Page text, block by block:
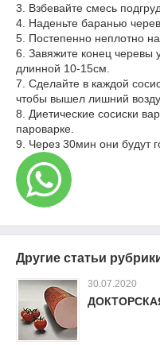
3. Взбевайте смесь
4. Наденьте баранью
5. Постепенно неплотно
6. Завяжите конец черевы
длинной 10-15см.
7. Сделайте в каждой
чтобы вышел лишний
8. Диетические сосиски
пароварке.
9. Через 30мин они будут
Другие статьи
30.07.2020